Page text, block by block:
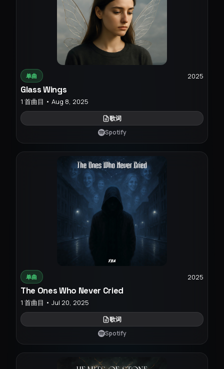
单曲 2025
Glass Wings
1 首曲目 • Aug 8, 2025
歌词
Spotify
单曲 2025
The Ones Who Never Cried
1 首曲目 • Jul 20, 2025
歌词
Spotify